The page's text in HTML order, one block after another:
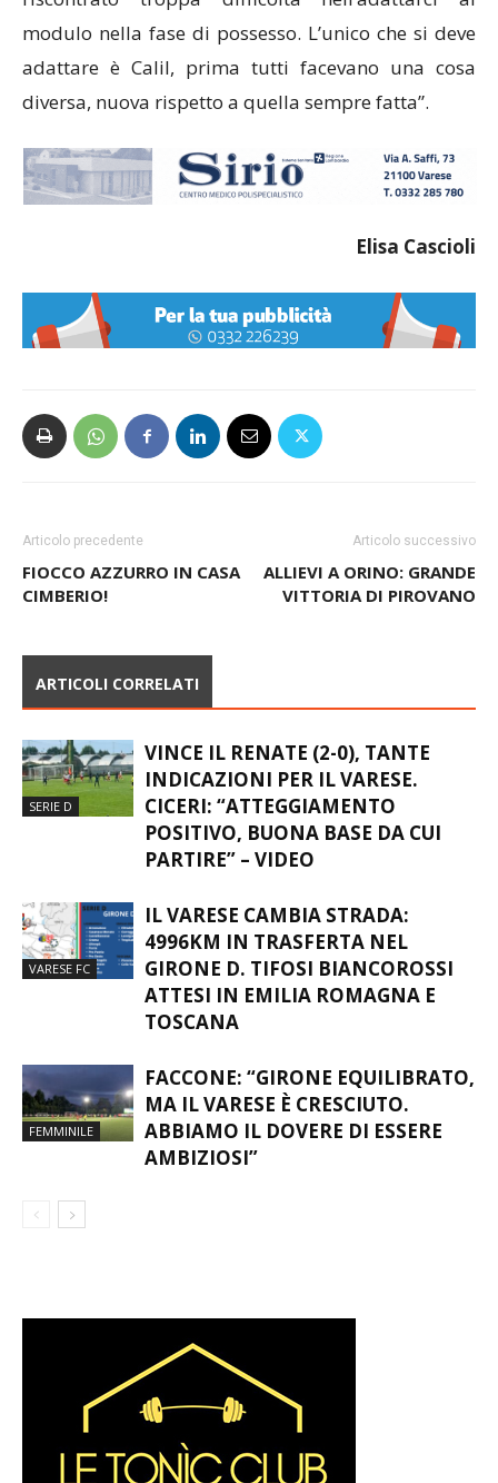
modulo nella fase di possesso. L’unico che si deve
adattare è Calil, prima tutti facevano una cosa
diversa, nuova rispetto a quella sempre fatta”.
Elisa Cascioli
Articolo precedente
FIOCCO AZZURRO IN CASA
CIMBERIO!
Articolo successivo
ALLIEVI A ORINO: GRANDE
VITTORIA DI PIROVANO
ARTICOLI CORRELATI
SERIE D
VINCE IL RENATE (2-0), TANTE
INDICAZIONI PER IL VARESE.
CICERI: “ATTEGGIAMENTO
POSITIVO, BUONA BASE DA CUI
PARTIRE” – VIDEO
VARESE FC
IL VARESE CAMBIA STRADA:
4996KM IN TRASFERTA NEL
GIRONE D. TIFOSI BIANCOROSSI
ATTESI IN EMILIA ROMAGNA E
TOSCANA
FEMMINILE
FACCONE: “GIRONE EQUILIBRATO,
MA IL VARESE È CRESCIUTO.
ABBIAMO IL DOVERE DI ESSERE
AMBIZIOSI”